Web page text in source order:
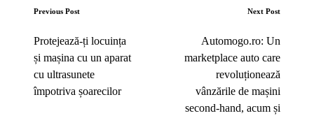
Post
navigation
Previous Post
Protejează-ți locuința
și mașina cu un aparat
cu ultrasunete
împotriva șoarecilor
Next Post
Automogo.ro: Un
marketplace auto care
revoluționează
vânzările de mașini
second-hand, acum și